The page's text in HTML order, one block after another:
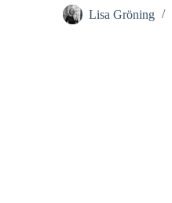
Lisa Gröning